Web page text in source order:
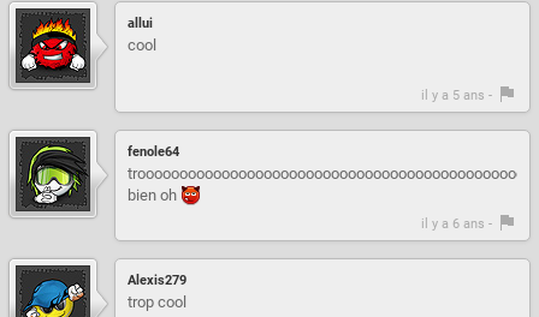
allui
cool
il y a 5 ans -
fenole64
bien oh
il y a 6 ans -
Alexis279
trop cool